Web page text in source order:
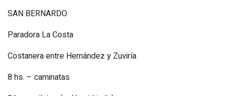
SAN BERNARDO
Paradora La Costa
Costanera entre Hernández y Zuviría
8 hs. – caminatas